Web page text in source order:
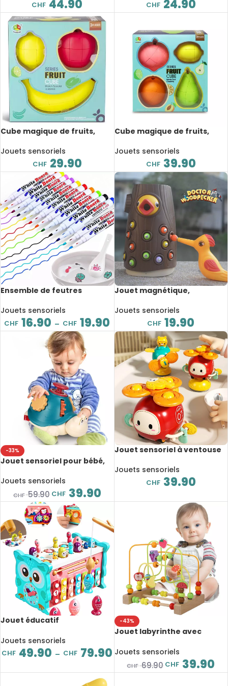
CHF 44.90 CHF 24.90
Cube magique de fruits,
pomme, citron
Jouets sensoriels
CHF 29.90
Cube magique de fruits,
orange, pêche, citron
Jouets sensoriels
CHF 39.90
Ensemble de feutres
céramique, dessins flottants
à l’eau, 8 à 12 couleurs
Jouets sensoriels
CHF 16.90 – CHF 19.90
Jouet magnétique,
motricité fine, jouet
préscolaire
Jouets sensoriels
CHF 19.90
-33%
Jouet sensoriel pour bébé,
coordination
Jouets sensoriels
CHF59.90 CHF 39.90
Jouet sensoriel à ventouse
voiture à pousser, jeux
éducatifs
Jouets sensoriels
CHF 39.90
Jouet éducatif
exercice de coordination et
motricité
Jouets sensoriels
CHF 49.90 – CHF 79.90
-43%
Jouet labyrinthe avec
éducatif, en bois pour bébé
Jouets sensoriels
CHF69.90 CHF 39.90